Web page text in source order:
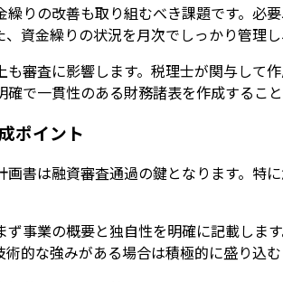
繰りの改善も取り組むべき課題です。必
、資金繰りの状況を月次でしっかり管理
も審査に影響します。税理士が関与して
確で一貫性のある財務諸表を作成するこ
ポイント
画書は融資審査通過の鍵となります。特
ず事業の概要と独自性を明確に記載しま
術的な強みがある場合は積極的に盛り込